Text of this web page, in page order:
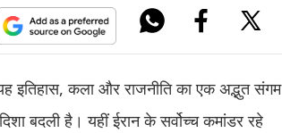
इतिहास, कला और राजनीति का एक अद्भुत संगम
बदली है। यहीं ईरान के सर्वोच्च कमांडर रहे